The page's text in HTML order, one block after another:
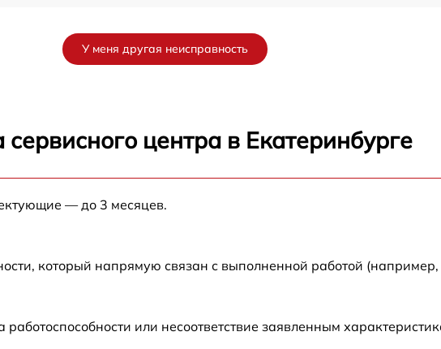
от 60 мин
У меня другая неисправность
центра в Екатеринбурге
— до 3 месяцев.
который напрямую связан с выполненной работой
или несоответствие заявленным